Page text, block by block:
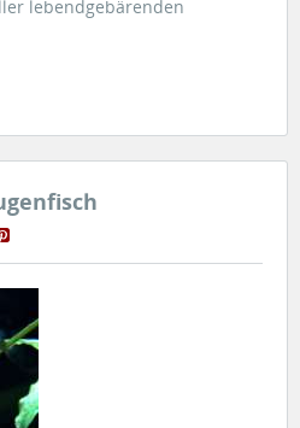
lebendgebärenden